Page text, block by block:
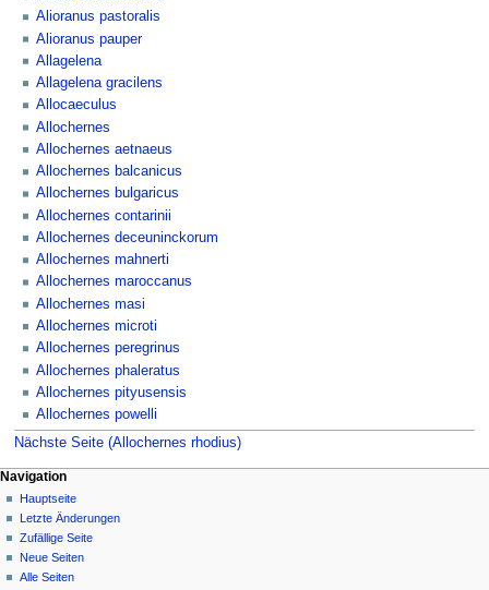
Alioranus pastoralis
Alioranus pauper
Allagelena
Allagelena gracilens
Allocaeculus
Allochernes
Allochernes aetnaeus
Allochernes balcanicus
Allochernes bulgaricus
Allochernes contarinii
Allochernes deceuninckorum
Allochernes mahnerti
Allochernes maroccanus
Allochernes masi
Allochernes microti
Allochernes peregrinus
Allochernes phaleratus
Allochernes pityusensis
Allochernes powelli
Nächste Seite (Allochernes rhodius)
Navigation
Hauptseite
Letzte Änderungen
Zufällige Seite
Neue Seiten
Alle Seiten